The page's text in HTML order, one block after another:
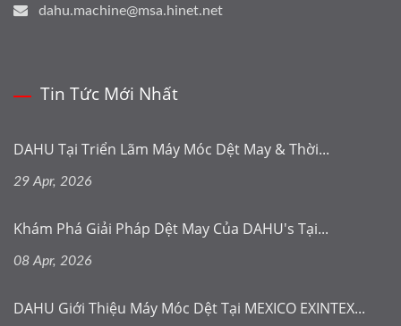
dahu.machine@msa.hinet.net
Tin Tức Mới Nhất
DAHU Tại Triển Lãm Máy Móc Dệt May & Thời...
29 Apr, 2026
Khám Phá Giải Pháp Dệt May Của DAHU's Tại...
08 Apr, 2026
DAHU Giới Thiệu Máy Móc Dệt Tại MEXICO EXINTEX...